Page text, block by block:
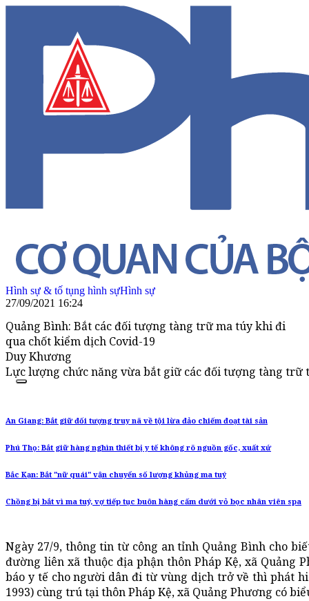
Hình sự & tố tụng hình sựHình sự
27/09/2021 16:24
Quảng Bình: Bắt các đối tượng tàng trữ ma túy khi đi
qua chốt kiểm dịch Covid-19
Duy Khương
Lực lượng chức năng vừa bắt giữ các đối tượng tàng trữ
An Giang: Bắt giữ đối tượng truy nã về tội lừa đảo chiếm đoạt tài sản
Phú Thọ: Bắt giữ hàng nghìn thiết bị y tế không rõ nguồn gốc, xuất xứ
Bắc Kạn: Bắt "nữ quái" vận chuyển số lượng khủng ma tuý
Chồng bị bắt vì ma tuý, vợ tiếp tục buôn hàng cấm dưới vỏ bọc nhân viên spa
Ngày 27/9, thông tin từ công an tỉnh Quảng Bình cho
đường liên xã thuộc địa phận thôn Pháp Kệ, xã Quảng
báo y tế cho người dân đi từ vùng dịch trở về thì phát
1993) cùng trú tại thôn Pháp Kệ, xã Quảng Phương có